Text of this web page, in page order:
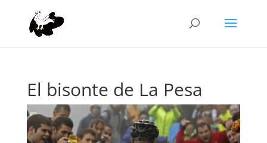
El bisonte de La Pesa